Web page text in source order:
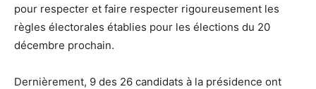
pour respecter et faire respecter rigoureusement les
règles électorales établies pour les élections du 20
décembre prochain.
Dernièrement, 9 des 26 candidats à la présidence ont